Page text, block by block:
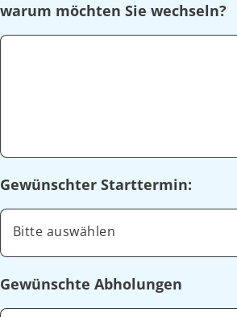
warum möchten Sie wechseln?
Gewünschter Starttermin:
Bitte auswählen
Gewünschte Abholungen